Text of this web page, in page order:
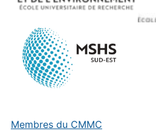
Membres du CMMC